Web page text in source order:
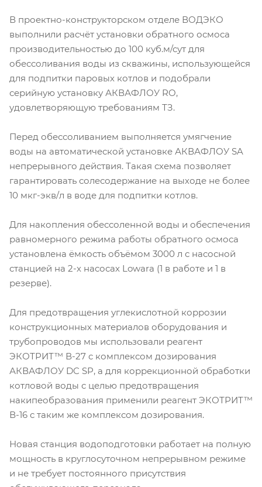
В проектно-конструкторском отделе ВОДЭКО
выполнили расчёт установки обратного осмоса
производительностью до 100 куб.м/сут для
обессоливания воды из скважины, использующейся
для подпитки паровых котлов и подобрали
серийную установку АКВАФЛОУ RO,
удовлетворяющую требованиям ТЗ.
Перед обессоливанием выполняется умягчение
воды на автоматической установке АКВАФЛОУ SA
непрерывного действия. Такая схема позволяет
гарантировать солесодержание на выходе не более
10 мкг-экв/л в воде для подпитки котлов.
Для накопления обессоленной воды и обеспечения
равномерного режима работы обратного осмоса
установлена ёмкость объёмом 3000 л с насосной
станцией на 2-х насосах Lowara (1 в работе и 1 в
резерве).
Для предотвращения углекислотной коррозии
конструкционных материалов оборудования и
трубопроводов мы использовали реагент
ЭКОТРИТ™ В-27 с комплексом дозирования
АКВАФЛОУ DC SP, а для коррекционной обработки
котловой воды с целью предотвращения
накипеобразования применили реагент ЭКОТРИТ™
В-16 с таким же комплексом дозирования.
Новая станция водоподготовки работает на полную
мощность в круглосуточном непрерывном режиме
и не требует постоянного присутствия